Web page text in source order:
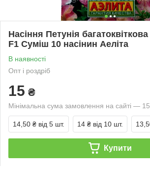
Насіння Петунія
F1 Суміш 10 насінин Аеліта
В наявності
Опт і роздріб
15 ₴
Мінімальна сума замовлення на сайті —
14,50 ₴ від 5 шт. 14 ₴ від 10 шт.
Купити